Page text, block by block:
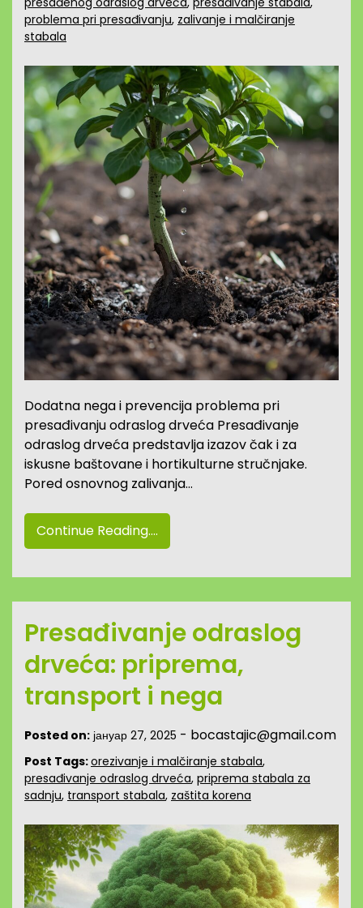
problema pri presađivanju, zalivanje i malčiranje
stabala
Dodatna nega i prevencija problema pri
presađivanju odraslog drveća Presađivanje
odraslog drveća predstavlja izazov čak i za
iskusne baštovane i hortikulturne stručnjake.
Pored osnovnog zalivanja…
Continue Reading....
Presađivanje odraslog
drveća: priprema,
transport i nega
Posted on: јануар 27, 2025 - bocastajic@gmail.com
Post Tags:orezivanje i malčiranje stabala,
presađivanje odraslog drveća, priprema stabala za
sadnju, transport stabala, zaštita korena